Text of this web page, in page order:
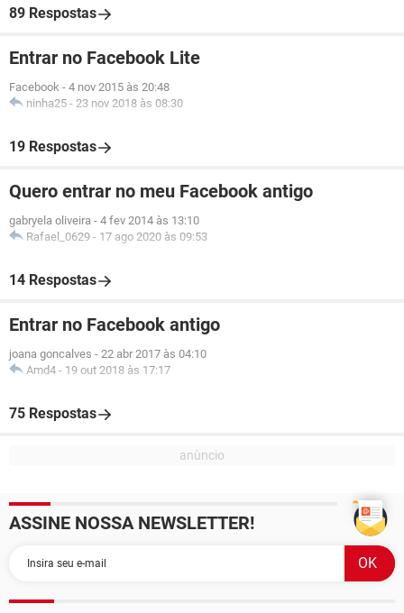
89 Respostas
Entrar no Facebook Lite
Facebook - 4 nov 2015 às 20:48
ninha25 - 23 nov 2018 às 08:30
19 Respostas
Quero entrar no meu Facebook antigo
gabryela oliveira - 4 fev 2014 às 13:10
Rafael_0629 - 17 ago 2020 às 09:53
14 Respostas
Entrar no Facebook antigo
joana goncalves - 22 abr 2017 às 04:10
Amd4 - 19 out 2018 às 17:17
75 Respostas
ASSINE NOSSA NEWSLETTER!